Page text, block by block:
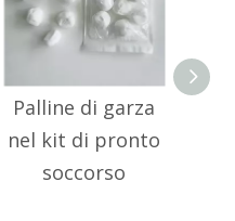
Palline di garza
nel kit di pronto
soccorso